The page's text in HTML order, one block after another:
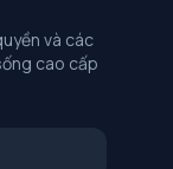
và các
cao cấp